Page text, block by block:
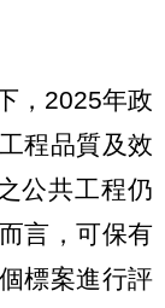
，2025年政
程品質及效
公共工程仍
言，可保有
標案進行評